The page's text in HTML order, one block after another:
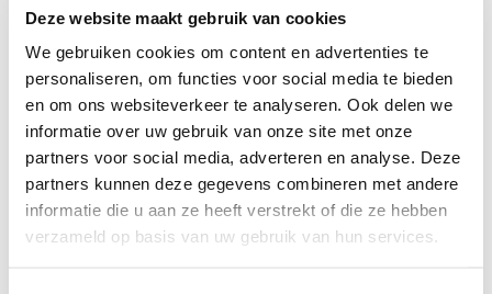
Deze website maakt gebruik van cookies
We gebruiken cookies om content en advertenties te
personaliseren, om functies voor social media te bieden
en om ons websiteverkeer te analyseren. Ook delen we
informatie over uw gebruik van onze site met onze
partners voor social media, adverteren en analyse. Deze
partners kunnen deze gegevens combineren met andere
informatie die u aan ze heeft verstrekt of die ze hebben
verzameld op basis van uw gebruik van hun services.
Need help?We're glad to help
info@bruut.nl Live chat Whatsapp
About this product
Shipment and returns
Related products